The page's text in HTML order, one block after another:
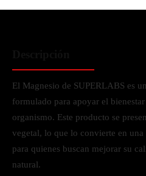
El Magnesio de SUPERLABS es
formulado para apoyar el
organismo. Este producto se
vegetal, lo que lo convierte en
para quienes buscan mejorar su
natural.